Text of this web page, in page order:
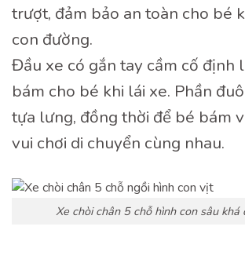
trượt, đảm bảo an toàn cho bé
con đường.
Đầu xe có gắn tay cầm cố định
bám cho bé khi lái xe. Phần
tựa lưng, đồng thời để bé bám
vui chơi di chuyển cùng nhau.
Xe chòi chân 5 chỗ hình con sâu khá